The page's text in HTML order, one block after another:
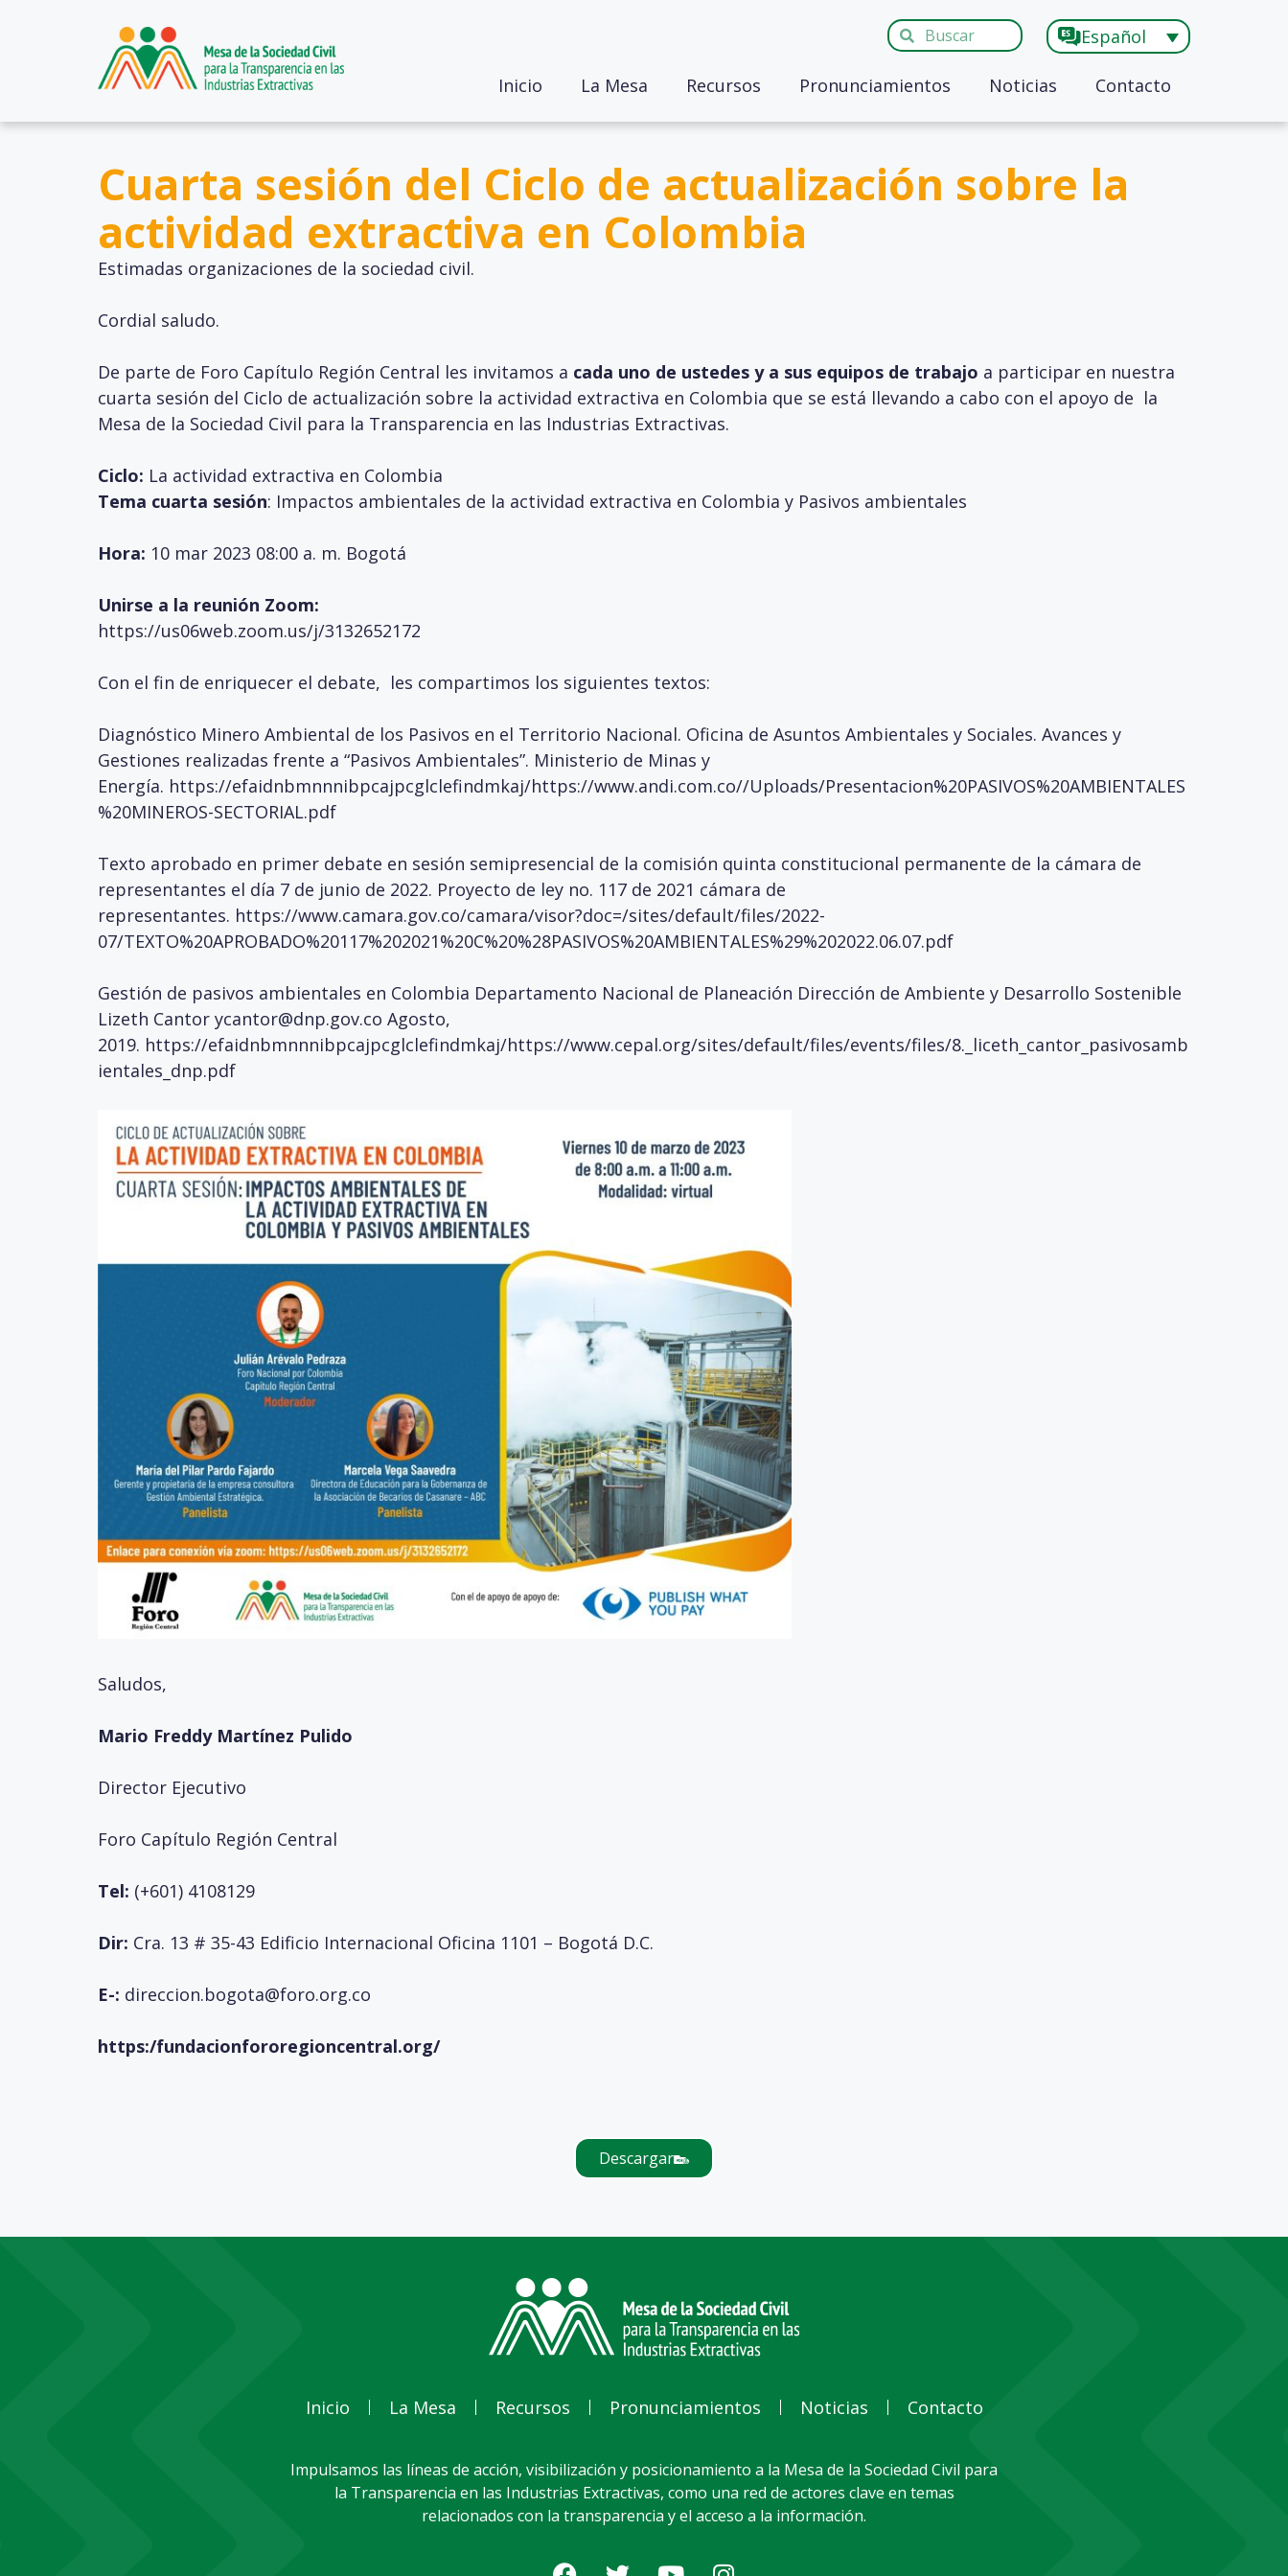
Español
Inicio La Mesa Recursos Pronunciamientos Noticias Contacto
Cuarta sesión del Ciclo de actualización sobre la
actividad extractiva en Colombia
Estimadas organizaciones de la sociedad civil.
Cordial saludo.
De parte de Foro Capítulo Región Central les invitamos a cada uno de ustedes y a sus equipos de trabajo a participar en nuestra
cuarta sesión del Ciclo de actualización sobre la actividad extractiva en Colombia que se está llevando a cabo con el apoyo de la
Mesa de la Sociedad Civil para la Transparencia en las Industrias Extractivas.
Ciclo: La actividad extractiva en Colombia
Tema cuarta sesión: Impactos ambientales de la actividad extractiva en Colombia y Pasivos ambientales
Hora: 10 mar 2023 08:00 a. m. Bogotá
Unirse a la reunión Zoom:
https://us06web.zoom.us/j/3132652172
Con el fin de enriquecer el debate, les compartimos los siguientes textos:
Diagnóstico Minero Ambiental de los Pasivos en el Territorio Nacional. Oficina de Asuntos Ambientales y Sociales. Avances y
Gestiones realizadas frente a “Pasivos Ambientales”. Ministerio de Minas y
Energía. https://efaidnbmnnnibpcajpcglclefindmkaj/https://www.andi.com.co//Uploads/Presentacion%20PASIVOS%20AMBIENTALES
%20MINEROS-SECTORIAL.pdf
Texto aprobado en primer debate en sesión semipresencial de la comisión quinta constitucional permanente de la cámara de
representantes el día 7 de junio de 2022. Proyecto de ley no. 117 de 2021 cámara de
representantes. https://www.camara.gov.co/camara/visor?doc=/sites/default/files/2022-
07/TEXTO%20APROBADO%20117%202021%20C%20%28PASIVOS%20AMBIENTALES%29%202022.06.07.pdf
Gestión de pasivos ambientales en Colombia Departamento Nacional de Planeación Dirección de Ambiente y Desarrollo Sostenible
Lizeth Cantor ycantor@dnp.gov.co Agosto,
2019. https://efaidnbmnnnibpcajpcglclefindmkaj/https://www.cepal.org/sites/default/files/events/files/8._liceth_cantor_pasivosamb
ientales_dnp.pdf
Saludos,
Mario Freddy Martínez Pulido
Director Ejecutivo
Foro Capítulo Región Central
Tel: (+601) 4108129
Dir: Cra. 13 # 35-43 Edificio Internacional Oficina 1101 – Bogotá D.C.
E-: direccion.bogota@foro.org.co
https:/fundacionfororegioncentral.org/
Descargar
Inicio La Mesa Recursos Pronunciamientos Noticias Contacto
Impulsamos las líneas de acción, visibilización y posicionamiento a la Mesa de la Sociedad Civil para
la Transparencia en las Industrias Extractivas, como una red de actores clave en temas
relacionados con la transparencia y el acceso a la información.